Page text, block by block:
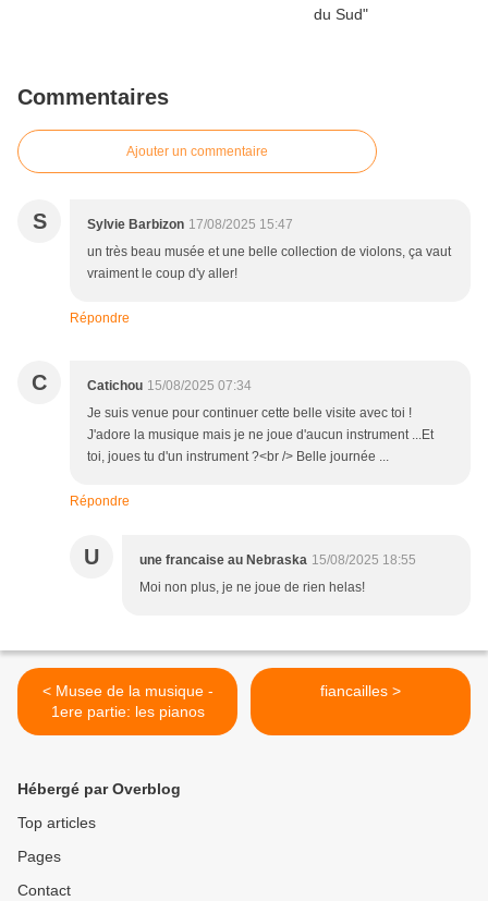
Commentaires
Ajouter un commentaire
S Sylvie Barbizon 17/08/2025 15:47
un très beau musée et une belle collection de violons, ça vaut
vraiment le coup d'y aller!
Répondre
C Catichou 15/08/2025 07:34
Je suis venue pour continuer cette belle visite avec toi !
J'adore la musique mais je ne joue d'aucun instrument ...Et
toi, joues tu d'un instrument ?<br /> Belle journée ...
Répondre
U une francaise au Nebraska 15/08/2025 18:55
Moi non plus, je ne joue de rien helas!
< Musee de la musique -
1ere partie: les pianos
fiancailles >
Hébergé par Overblog
Top articles
Pages
Contact